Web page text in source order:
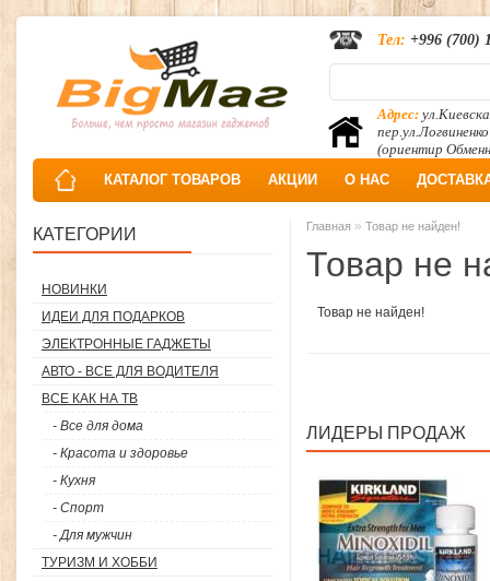
Адрес:
пер.ул.Логвиненко
(ориентир
Тел: +996 (700)
КАТАЛОГ ТОВАРОВ АКЦИИ О НАС
КАТЕГОРИИ
НОВИНКИ
ИДЕИ ДЛЯ ПОДАРКОВ
ЭЛЕКТРОННЫЕ ГАДЖЕТЫ
АВТО - ВСЕ ДЛЯ ВОДИТЕЛЯ
ВСЕ КАК НА ТВ
- Все для дома
- Красота и здоровье
- Кухня
- Спорт
- Для мужчин
ТУРИЗМ И ХОББИ
Главная » Товар не найден!
Товар не
Товар не найден!
ЛИДЕРЫ ПРОДАЖ